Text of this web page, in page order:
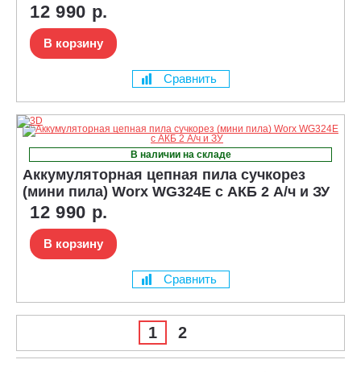
12 990 р.
В корзину
Сравнить
В наличии на складе
Аккумуляторная цепная пила сучкорез
(мини пила) Worx WG324E с АКБ 2 А/ч и ЗУ
12 990 р.
В корзину
Сравнить
1 2